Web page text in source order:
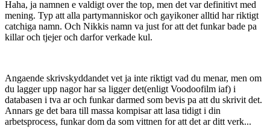
Haha, ja namnen e valdigt over the top, men det var definitivt med
mening. Typ att alla partymanniskor och gayikoner alltid har riktigt
catchiga namn. Och Nikkis namn va just for att det funkar bade pa
killar och tjejer och darfor verkade kul.
Angaende skrivskyddandet vet ja inte riktigt vad du menar, men om
du lagger upp nagor har sa ligger det(enligt Voodoofilm iaf) i
databasen i tva ar och funkar darmed som bevis pa att du skrivit det.
Annars ge det bara till massa kompisar att lasa tidigt i din
arbetsprocess, funkar dom da som vittnen for att det ar ditt verk...